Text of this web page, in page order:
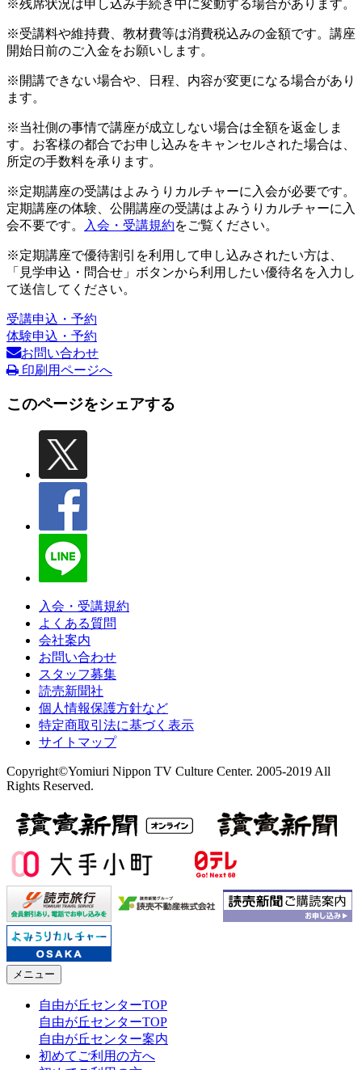
※残席状況は申し込み手続き中に変動する場合があります。
※受講料や維持費、教材費等は消費税込みの金額です。講座
開始日前のご入金をお願いします。
※開講できない場合や、日程、内容が変更になる場合があり
ます。
※当社側の事情で講座が成立しない場合は全額を返金しま
す。お客様の都合でお申し込みをキャンセルされた場合は、
所定の手数料を承ります。
※定期講座の受講はよみうりカルチャーに入会が必要です。
定期講座の体験、公開講座の受講はよみうりカルチャーに入
会不要です。
入会・受講規約をご覧ください。
※定期講座で優待割引を利用して申し込みされたい方は、
「見学申込・問合せ」ボタンから利用したい優待名を入力し
て送信してください。
受講申込・予約
体験申込・予約
お問い合わせ
印刷用ページへ
このページをシェアする
入会・受講規約
よくある質問
会社案内
お問い合わせ
スタッフ募集
読売新聞社
個人情報保護方針など
特定商取引法に基づく表示
サイトマップ
Copyright©Yomiuri Nippon TV Culture Center. 2005-2019 All
Rights Reserved.
メニュー
自由が丘センターTOP
自由が丘センターTOP
自由が丘センター案内
初めてご利用の方へ